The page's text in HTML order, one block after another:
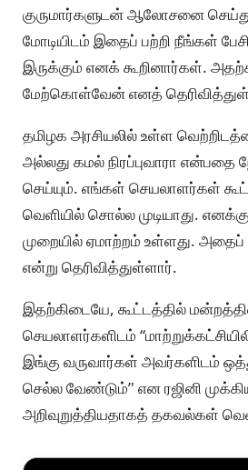
குருமார்களுடன் ஆலோசனை
மோடியிடம் இதைப் பற்றி நீங்கள்
இருக்கும் எனக் கூறினார்கள்.
மேற்கொள்வேன் எனத்
தமிழக அரசியலில் உள்ள
அல்லது கமல் நிரப்புவாரா என்பதை
செய்யும். எங்கள் செயலாளர்கள்
வெளியில் சொல்ல முடியாது.
முறையில் ஏமாற்றம் உள்ளது. அதைப்
என்று தெரிவித்துள்ளார்.
இதற்கிடையே, கூட்டத்தில்
செயலாளர்களிடம்
இங்கு வருவார்கள் அவர்களிடம்
செல்ல வேண்டும்’' என ரஜினி
அறிவுறுத்தியதாகத் தகவல்கள்